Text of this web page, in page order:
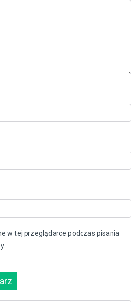
w tej przeglądarce podczas pisania